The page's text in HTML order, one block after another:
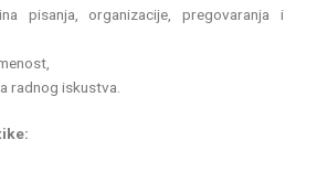
pisanja, organizacije, pregovaranja i
radnog iskustva.